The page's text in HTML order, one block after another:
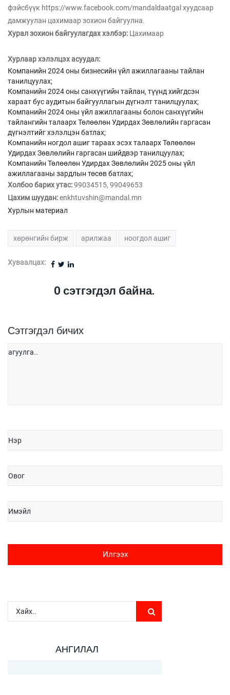
фэйсбүүк https://www.facebook.com/mandaldaatgal хуудсаар
дамжуулан цахимаар зохион байгуулна.
Хурал зохион байгуулагдах хэлбэр: Цахимаар
Хурлаар хэлэлцэх асуудал:
Компанийн 2024 оны бизнесийн үйл ажиллагааны тайлан
танилцуулах;
Компанийн 2024 оны санхүүгийн тайлан, түүнд хийгдсэн
хараат бус аудитын байгууллагын дүгнэлт танилцуулах;
Компанийн 2024 оны үйл ажиллагааны болон санхүүгийн
тайлангийн талаарх Төлөөлөн Удирдах Зөвлөлийн гаргасан
дүгнэлтийг хэлэлцэн батлах;
Компанийн ногдол ашиг тараах эсэх талаарх Төлөөлөн
Удирдах Зөвлөлийн гаргасан шийдвэр танилцуулах;
Компанийн Төлөөлөн Удирдах Зөвлөлийн 2025 оны үйл
ажиллагааны зардлын төсөв батлах;
Холбоо барих утас:99034515, 99049653
Цахим шуудан:enkhtuvshin@mandal.mn
Хурлын материал
хөрөнгийн бирж арилжаа ноогдол ашиг
Хуваалцах:
0сэтгэгдэл байна.
Сэтгэгдэл бичих
Илгээх
АНГИЛАЛ